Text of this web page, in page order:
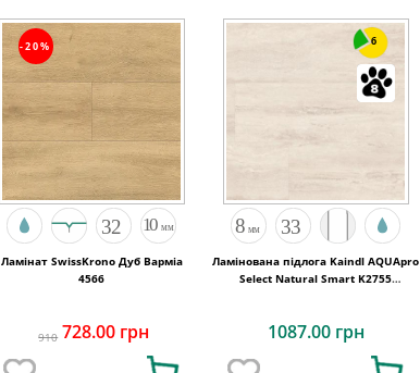
-20%
Ламінат SwissKrono Дуб Варміа
4566
910 728.00 грн
6
Ламінована підлога Kaindl AQUApro
Select Natural Smart K2755
1087.00 грн